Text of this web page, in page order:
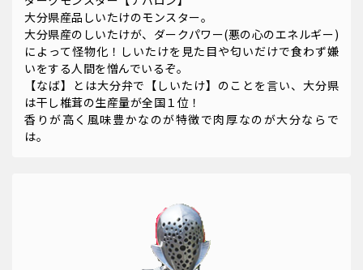
大分県産品しいたけのモンスター。
大分県産のしいたけが、ダークパワー(悪の心のエネルギー)
によって怪物化！しいたけを見た目や匂いだけで食わず嫌
いをする人間を憎んでいるぞ。
【なば】とは大分弁で【しいたけ】のことを言い、大分県
は干し椎茸の生産量が全国１位！
香りが高く風味豊かなのが特徴で肉厚なのが大分ならで
は。